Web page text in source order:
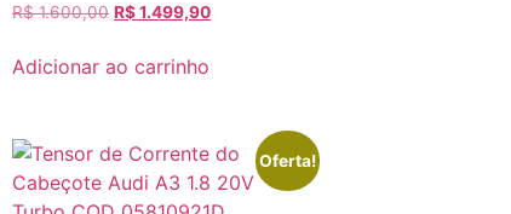
R$1.600,00 R$1.499,90
Adicionar ao carrinho
Oferta!